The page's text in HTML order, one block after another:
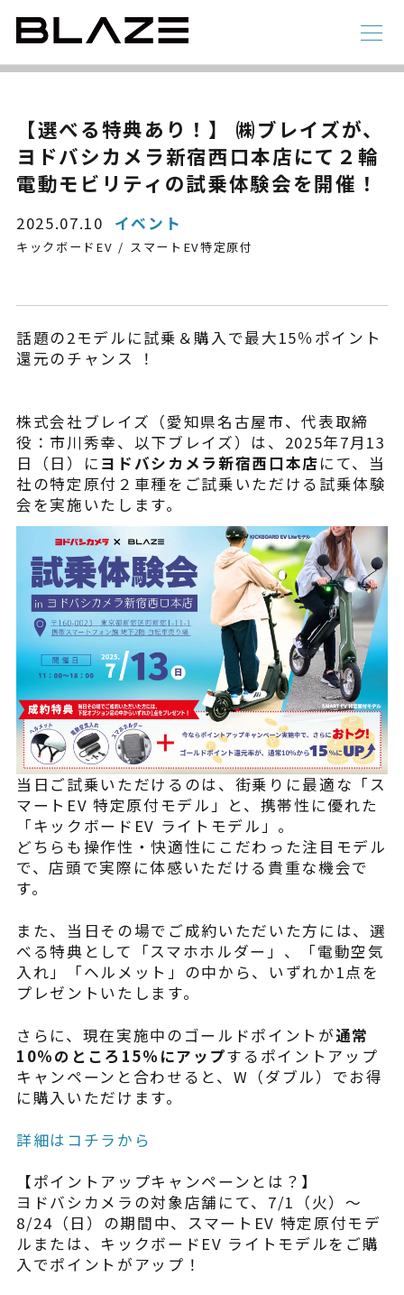
電動アシスト自転車
¥225,454（税込¥248,000）
詳細を見る
近くの店舗を見る
購入する
4 輪
※類似品にご注意ください
ニュース
よくある質問
NEWS
【選べる特典あり！】 ㈱ブレイズが、
ヨドバシカメラ新宿西口本店にて２輪
電動モビリティの試乗体験会を開催！
2025.07.10 イベント
キックボードEV スマートEV特定原付
話題の2モデルに試乗＆購入で最大15％ポイント
還元のチャンス ！
株式会社ブレイズ（愛知県名古屋市、代表取締
役：市川秀幸、以下ブレイズ）は、2025年7月13
日（日）に ヨドバシカメラ新宿西口本店にて、当
社の特定原付２車種をご試乗いただける試乗体験
会を実施いたします。
当日ご試乗いただけるのは、街乗りに最適な「ス
マートEV 特定原付モデル」と、携帯性に優れた
「キックボードEV ライトモデル」。
どちらも操作性・快適性にこだわった注目モデル
で、店頭で実際に体感いただける貴重な機会で
す。
また、当日その場でご成約いただいた方には、選
べる特典として「スマホホルダー」、「電動空気
入れ」「ヘルメット」の中から、いずれか1点を
プレゼントいたします。
さらに、現在実施中のゴールドポイントが通常
10％のところ15％にアップするポイントアップ
キャンペーンと合わせると、W（ダブル）でお得
に購入いただけます。
詳細はコチラから
【ポイントアップキャンペーンとは？】
ヨドバシカメラの対象店舗にて、7/1（火）～
8/24（日）の期間中、スマートEV 特定原付モデ
ルまたは、キックボードEV ライトモデルをご購
入でポイントがアップ！